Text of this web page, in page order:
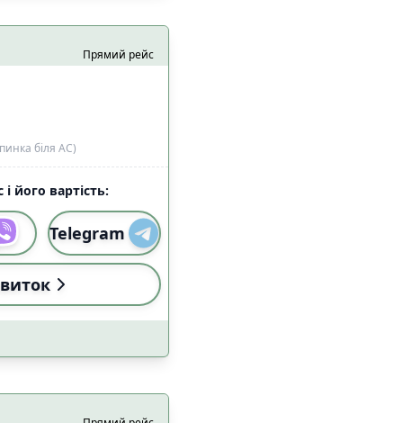
9
Застосувати
Прямий рейс
біля АС)
його вартість:
Telegram